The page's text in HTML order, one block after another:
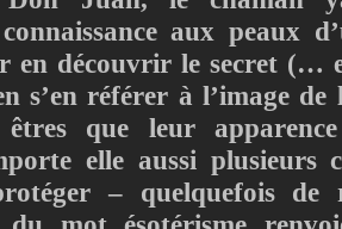
aux peaux
en découvrir le secret (…
s’en référer à l’image
que leur
elle aussi plusieurs
– quelquefois de